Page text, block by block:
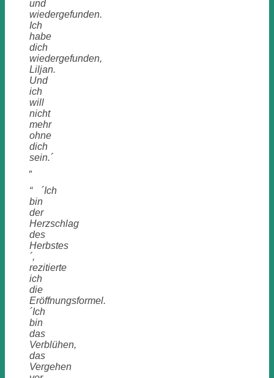
und
wiedergefunden.
Ich
habe
dich
wiedergefunden,
Liljan.
Und
ich
will
nicht
mehr
ohne
dich
sein.´
„
“ ´Ich
bin
der
Herzschlag
des
Herbstes
´,
rezitierte
ich
die
Eröffnungsformel.
´Ich
bin
das
Verblühen,
das
Vergehen